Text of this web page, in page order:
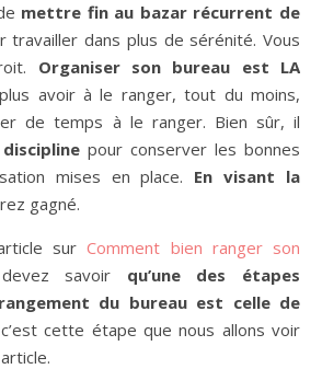
mettre fin au bazar récurrent de
travailler dans plus de sérénité. Vous
Organiser son bureau est LA
avoir à le ranger, tout du moins,
de temps à le ranger. Bien sûr, il
pour conserver les bonnes
mises en place. En visant la
gagné.
surComment bien ranger son
savoir qu’une des étapes
du bureau est celle de
cette étape que nous allons voir